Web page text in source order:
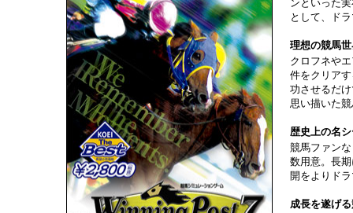
ンといった
として、ド
理想の競馬
クロフネや
件をクリア
功させるだ
思い描いた
歴史上の名
競馬ファン
数用意。長
開をよりド
成長を遂げ